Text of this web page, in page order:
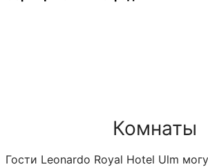
Комнаты
Гости Leonardo Royal Hotel Ulm